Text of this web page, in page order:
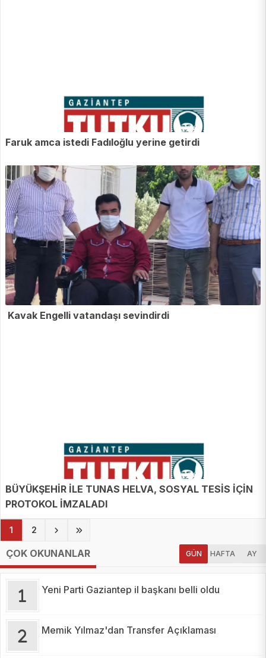
Faruk amca istedi Fadıloğlu yerine getirdi
Kavak Engelli vatandaşı sevindirdi
BÜYÜKŞEHİR İLE TUNAS HELVA, SOSYAL TESİS İÇİN
PROTOKOL İMZALADI
1 (current)
2
ÇOK OKUNANLAR GÜN HAFTA AY
Yeni Parti Gaziantep il başkanı belli oldu
Memik Yılmaz'dan Transfer Açıklaması